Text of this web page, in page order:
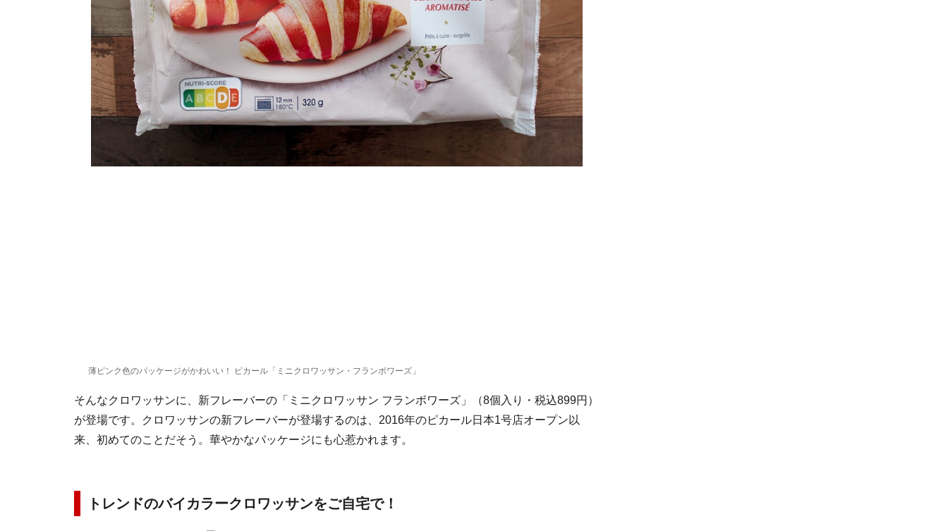
薄ピンク色のパッケージがかわいい！ ピカール「ミニクロワッサン・フランボワーズ」
そんなクロワッサンに、新フレーバーの「ミニクロワッサン フランボワーズ」（8個入り・税込899円）
が登場です。クロワッサンの新フレーバーが登場するのは、2016年のピカール日本1号店オープン以
来、初めてのことだそう。華やかなパッケージにも心惹かれます。
トレンドのバイカラークロワッサンをご自宅で！